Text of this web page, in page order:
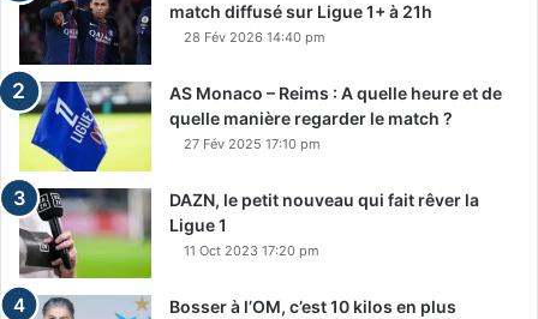
match diffusé sur Ligue 1+ à 21h
28 Fév 2026 14:40 pm
AS Monaco – Reims : A quelle heure et de
quelle manière regarder le match ?
27 Fév 2025 17:10 pm
DAZN, le petit nouveau qui fait rêver la
Ligue 1
11 Oct 2023 17:20 pm
Bosser à l’OM, c’est 10 kilos en plus